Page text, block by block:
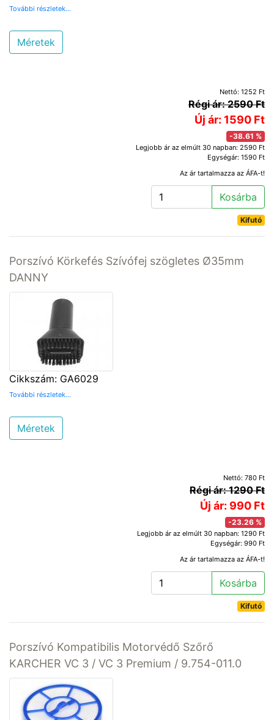
További részletek...
Méretek
Nettó: 1252 Ft
Régi ár: 2590 Ft
Új ár: 1590 Ft
-38.61 %
Legjobb ár az elmúlt 30 napban: 2590 Ft
Egységár: 1590 Ft
Az ár tartalmazza az ÁFA-t!
Kosárba
Kifutó
Porszívó Körkefés Szívófej szögletes Ø35mm
DANNY
Cikkszám: GA6029
További részletek...
Méretek
Nettó: 780 Ft
Régi ár: 1290 Ft
Új ár: 990 Ft
-23.26 %
Legjobb ár az elmúlt 30 napban: 1290 Ft
Egységár: 990 Ft
Az ár tartalmazza az ÁFA-t!
Kosárba
Kifutó
Porszívó Kompatibilis Motorvédő Szőrő
KARCHER VC 3 / VC 3 Premium / 9.754-011.0